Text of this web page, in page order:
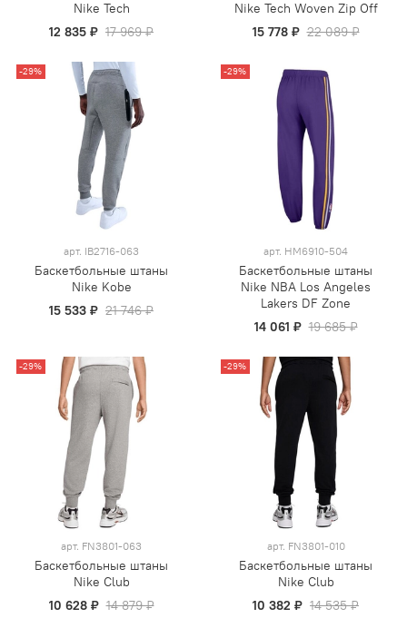
Nike Tech
12 835 ₽ 17 969 ₽
Nike Tech Woven Zip Off
15 778 ₽ 22 089 ₽
-29%
арт. IB2716-063
Баскетбольные штаны
Nike Kobe
15 533 ₽ 21 746 ₽
-29%
арт. HM6910-504
Баскетбольные штаны
Nike NBA Los Angeles
Lakers DF Zone
14 061 ₽ 19 685 ₽
-29%
арт. FN3801-063
Баскетбольные штаны
Nike Club
10 628 ₽ 14 879 ₽
-29%
арт. FN3801-010
Баскетбольные штаны
Nike Club
10 382 ₽ 14 535 ₽